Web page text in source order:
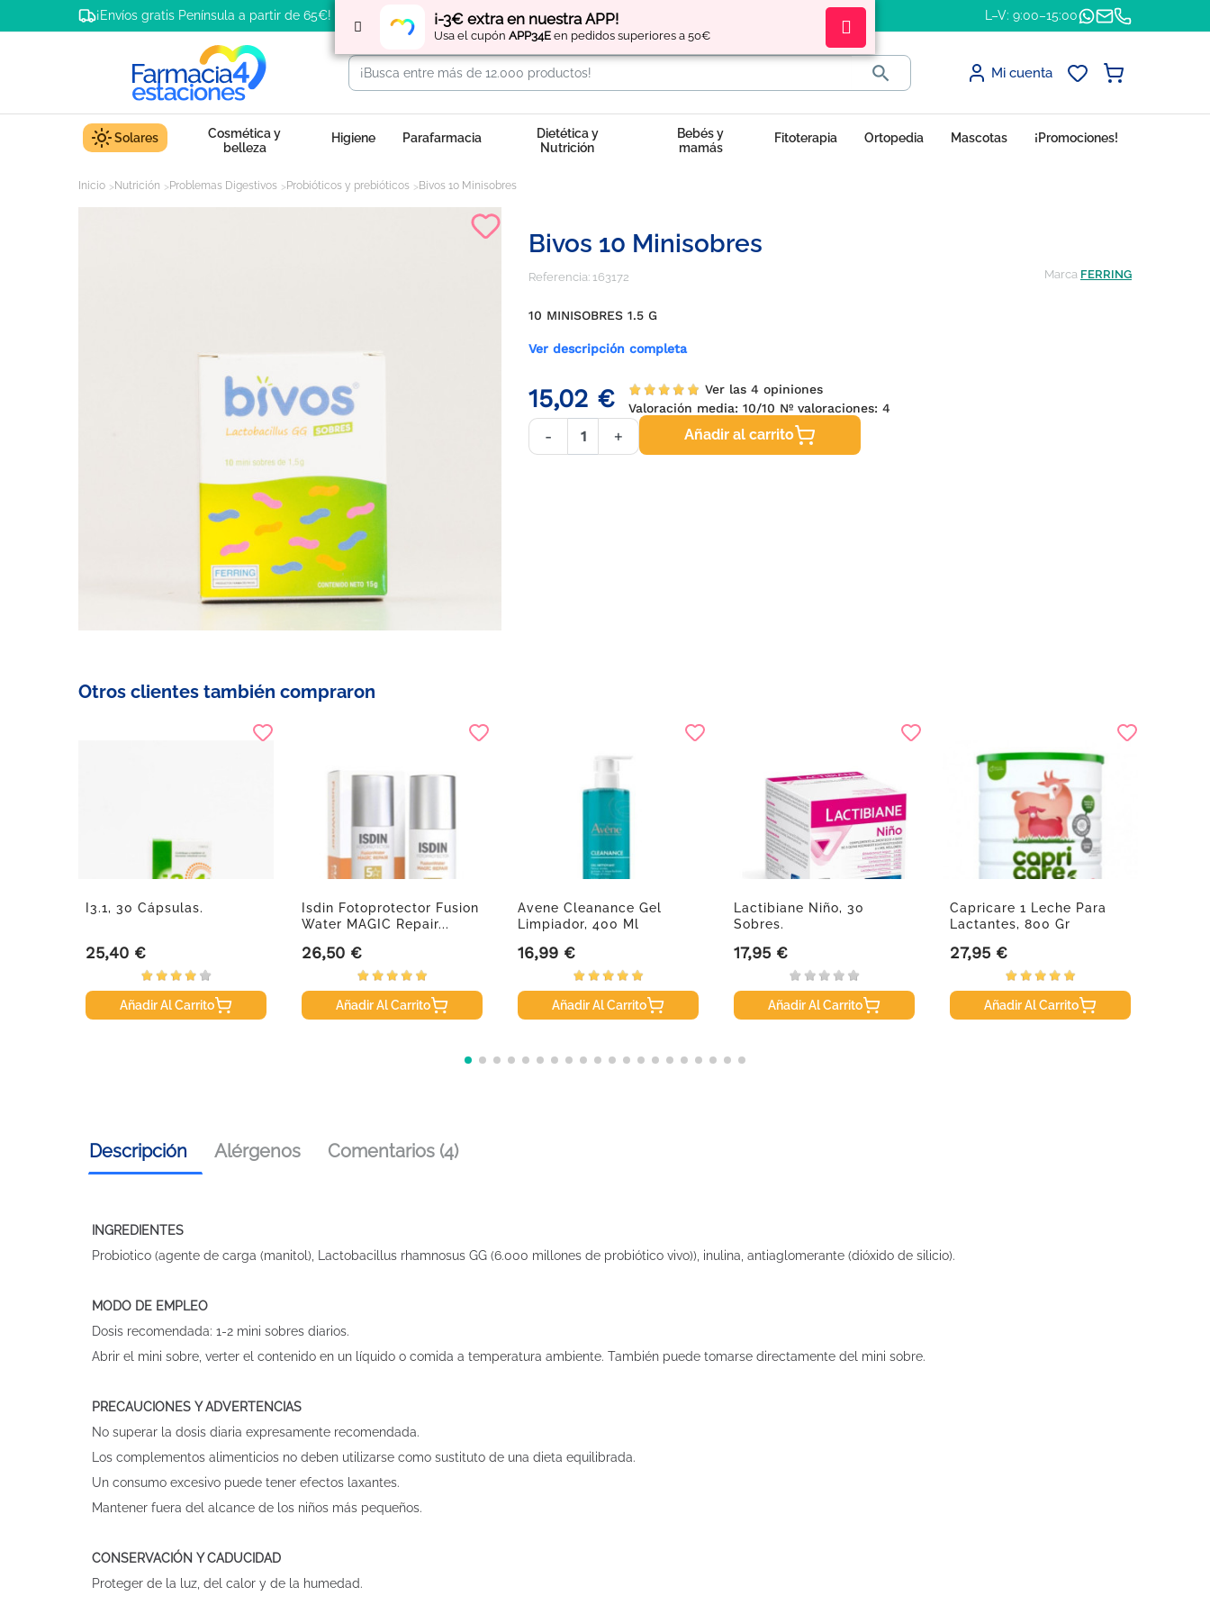
¡-3€ extra en nuestra APP!
Usa el cupón APP34E en pedidos superiores a 50€
¡Envíos gratis Península a partir de 65€! Regístratey obtén L–V: 9:00–15:00
 Mi cuenta
Solares
Cosmética y
belleza
Higiene Parafarmacia
Dietética y
Nutrición
Bebés y
mamás
Fitoterapia Ortopedia Mascotas ¡Promociones!
Inicio Nutrición Problemas Digestivos Probióticos y prebióticos Bivos 10 Minisobres
Bivos 10 Minisobres
Referencia: 163172 Marca FERRING
10 MINISOBRES 1.5 G
Ver descripción completa
15,02 €
Ver las 4 opiniones
Valoración media:10/10 Nº valoraciones:4
- + Añadir al carrito
Otros clientes también compraron
I3.1, 30 Cápsulas.
Precio
25,40 €
Añadir Al Carrito
Isdin Fotoprotector Fusion
Water MAGIC Repair...
Precio
26,50 €
Añadir Al Carrito
Avene Cleanance Gel
Limpiador, 400 Ml
Precio
16,99 €
Añadir Al Carrito
Lactibiane Niño, 30
Sobres.
Precio
17,95 €
Añadir Al Carrito
Capricare 1 Leche Para
Lactantes, 800 Gr
Precio
27,95 €
Añadir Al Carrito
Descripción Alérgenos Comentarios (4)
INGREDIENTES
Probiotico (agente de carga (manitol), Lactobacillus rhamnosus GG (6.000 millones de probiótico vivo)), inulina, antiaglomerante (dióxido de silicio).
MODO DE EMPLEO
Dosis recomendada: 1-2 mini sobres diarios.
Abrir el mini sobre, verter el contenido en un líquido o comida a temperatura ambiente. También puede tomarse directamente del mini sobre.
PRECAUCIONES Y ADVERTENCIAS
No superar la dosis diaria expresamente recomendada.
Los complementos alimenticios no deben utilizarse como sustituto de una dieta equilibrada.
Un consumo excesivo puede tener efectos laxantes.
Mantener fuera del alcance de los niños más pequeños.
CONSERVACIÓN Y CADUCIDAD
Proteger de la luz, del calor y de la humedad.